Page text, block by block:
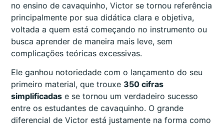
no ensino de cavaquinho, Victor se tornou referência
principalmente por sua didática clara e objetiva,
voltada a quem está começando no instrumento ou
busca aprender de maneira mais leve, sem
complicações teóricas excessivas.
Ele ganhou notoriedade com o lançamento do seu
primeiro material, que trouxe 350 cifras
simplificadas e se tornou um verdadeiro sucesso
entre os estudantes de cavaquinho. O grande
diferencial de Victor está justamente na forma como